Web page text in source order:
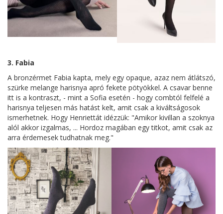
3. Fabia
A bronzérmet Fabia kapta, mely egy opaque, azaz nem átlátszó,
szürke melange harisnya apró fekete pötyökkel. A csavar benne
itt is a kontraszt, - mint a Sofia esetén - hogy combtól felfelé a
harisnya teljesen más hatást kelt, amit csak a kiváltságosok
ismerhetnek. Hogy Henriettát idézzük: "Amikor kivillan a szoknya
alól akkor izgalmas, ... Hordoz magában egy titkot, amit csak az
arra érdemesek tudhatnak meg."